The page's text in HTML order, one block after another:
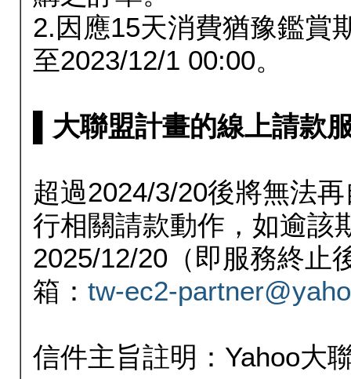
2.因應15天消費猶豫鑑賞
至2023/12/1 00:00。
▌大聯盟計畫的線上請款
超過2024/3/20後將無法
行相關請款動作，如逾該
2025/12/20（即服務終止
箱： tw-ec2-
信件主旨註明：Yahoo大